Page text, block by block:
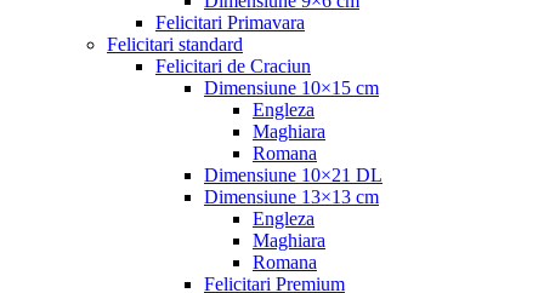
Felicitari Primavara
Felicitari standard
Felicitari de Craciun
Dimensiune 10×15 cm
Engleza
Maghiara
Romana
Dimensiune 10×21 DL
Dimensiune 13×13 cm
Engleza
Maghiara
Romana
Felicitari Premium